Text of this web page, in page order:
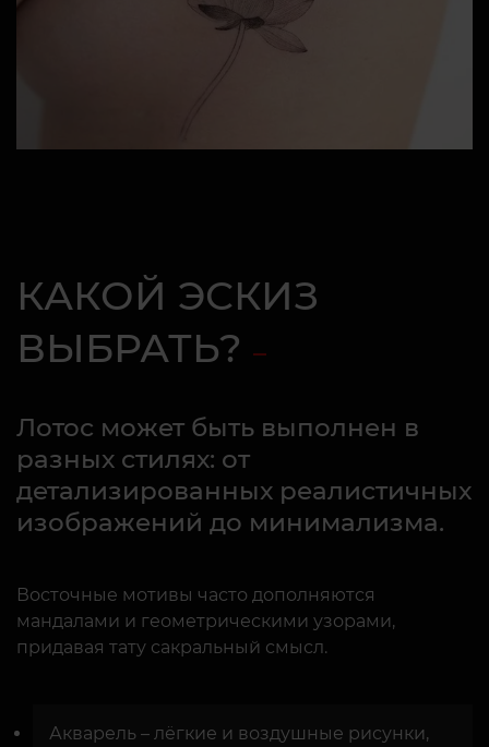
КАКОЙ ЭСКИЗ
ВЫБРАТЬ?
Лотос может быть выполнен в
разных стилях: от
детализированных реалистичных
изображений до минимализма.
Восточные мотивы часто дополняются
мандалами и геометрическими узорами,
придавая тату сакральный смысл.
Акварель – лёгкие и воздушные рисунки,